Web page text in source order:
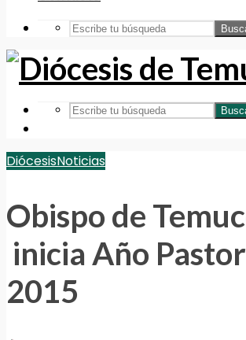
DiócesisNoticias
Obispo de
inicia Año
2015